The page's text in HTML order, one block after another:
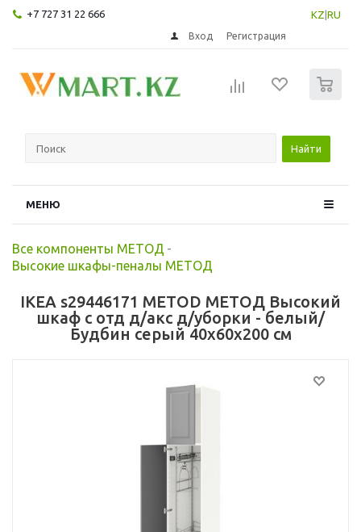
+7 727 31 22 666 KZ RU
Вход Регистрация
Найти
МЕНЮ
Все компоненты МЕТОД -
Высокие шкафы-пеналы МЕТОД
IKEA s29446171 METOD МЕТОД Высокий
шкаф с отд д/акс д/уборки - белый/
Будбин серый 40x60x200 см